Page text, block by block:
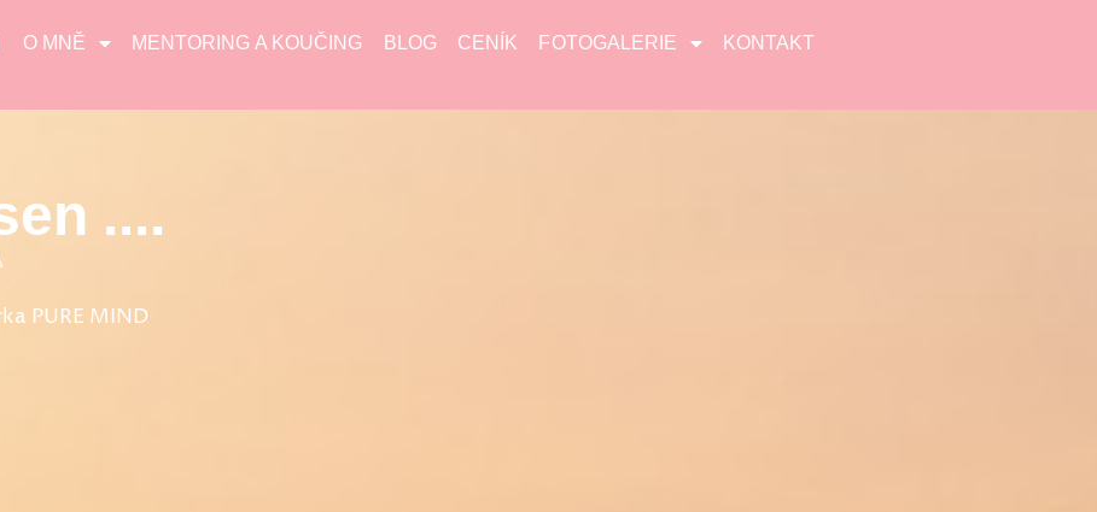
O MNĚ MENTORING A KOUČING BLOG CENÍK FOTOGALERIE KONTAKT
....
PURE MIND